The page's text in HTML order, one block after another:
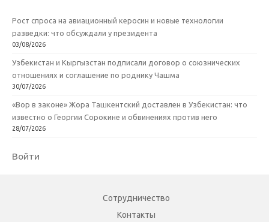
Рост спроса на авиационный керосин и новые технологии
разведки: что обсуждали у президента
03/08/2026
Узбекистан и Кыргызстан подписали договор о союзнических
отношениях и соглашение по роднику Чашма
30/07/2026
«Вор в законе» Жора Ташкентский доставлен в Узбекистан: что
известно о Георгии Сорокине и обвинениях против него
28/07/2026
Войти
Сотрудничество
Контакты